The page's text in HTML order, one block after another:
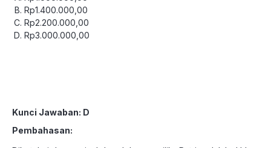
Rp1.400.000,00
Rp2.200.000,00
Rp3.000.000,00
Kunci Jawaban: D
Pembahasan: